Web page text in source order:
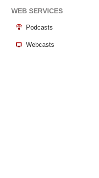
WEB SERVICES
Podcasts
Webcasts